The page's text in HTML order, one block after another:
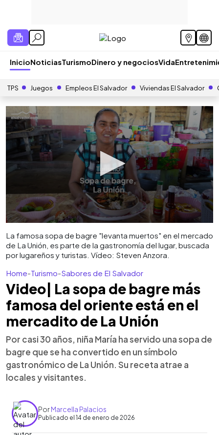
InicioNoticiasTurismoDinero y negociosVida
TPS Juegos Empleos El Salvador Viviendas El Salvador
La famosa sopa de bagre "levanta muertos" en el mercado
de La Unión, es parte de la gastronomía del lugar, buscada
por lugareños y turistas. Vídeo: Steven Anzora.
Home-Turismo-Sabores de El Salvador
Video| La sopa de bagre más
famosa del oriente está en el
mercadito de La Unión
Por casi 30 años, niña María ha servido una sopa de
bagre que se ha convertido en un símbolo
gastronómico de La Unión. Su receta atrae a
locales y visitantes.
PorMarcella Palacios
Publicado el 14 de enero de 2026